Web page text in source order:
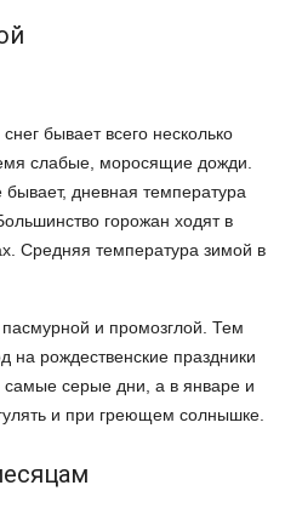
бывает всего несколько
слабые, моросящие дожди.
дневная температура
горожан ходят в
Средняя температура зимой в
и промозглой. Тем
на рождественские праздники
серые дни, а в январе и
и при греющем солнышке.